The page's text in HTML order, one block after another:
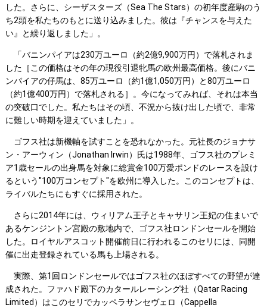
した。さらに、シーザスターズ（Sea The Stars）の初年度産駒のう
ち2頭を私たちのもとに送り込みました。彼は『チャンスを与えた
い』と繰り返しました」。
「バニンパイアは230万ユーロ（約2億9,900万円）で落札されま
した［この価格はその年の現役引退牝馬の欧州最高価格。後にバニ
ンパイアの仔馬は、85万ユーロ（約1億1,050万円）と80万ユーロ
（約1億400万円）で落札される］。今になってみれば、それは本当
の突破口でした。私たちはその頃、不況から抜け出した頃で、非常
に難しい時期を迎えていました」。
ゴフス社は新機軸を試すことを恐れなかった。元社長のジョナサ
ン・アーウィン（Jonathan Irwin）氏は1988年、ゴフス社のプレミ
ア1歳セールの出身馬を対象に総賞金100万愛ポンドのレースを設け
るという"100万コンセプト"を欧州に導入した。このコンセプトは、
ライバルたちにもすぐに採用された。
さらに2014年には、ウィリアム王子とキャサリン王妃の住まいで
あるケンジントン宮殿の敷地内で、ゴフス社ロンドンセールを開始
した。ロイヤルアスコット開催前日に行われるこのセリには、同開
催に出走登録されている馬も上場される。
実際、第1回ロンドンセールではゴフス社のほぼすべての野望が達
成された。ファハド殿下のカタールレーシング社（Qatar Racing
Limited）はこのセリでカッペラサンセヴェロ（Cappella